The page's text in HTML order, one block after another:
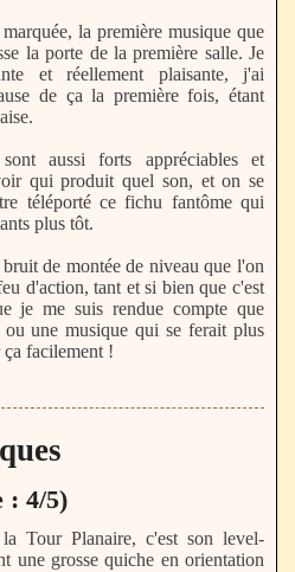
la première musique que
la porte de la première salle. Je
et réellement plaisante, j'ai
de ça la première fois, étant
aussi forts appréciables et
qui produit quel son, et on se
téléporté ce fichu fantôme qui
plus tôt.
de montée de niveau que l'on
d'action, tant et si bien que c'est
je me suis rendue compte que
une musique qui se ferait plus
facilement !
: 4/5)
Tour Planaire, c'est son level-
une grosse quiche en orientation